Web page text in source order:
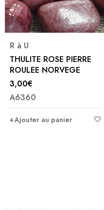
R à U
THULITE ROSE PIERRE
ROULEE NORVEGE
3,00€
A6360
Ajouter au panier